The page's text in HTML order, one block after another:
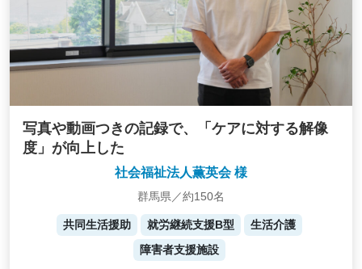
写真や動画つきの記録で、「ケアに対する解像
度」が向上した
社会福祉法人薫英会 様
群馬県／約150名
共同生活援助 就労継続支援B型
生活介護
障害者支援施設